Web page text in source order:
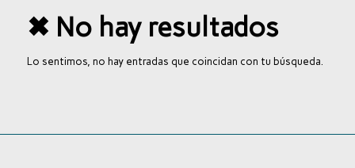
✖ No hay resultados
Lo sentimos, no hay entradas que coincidan con tu búsqueda.